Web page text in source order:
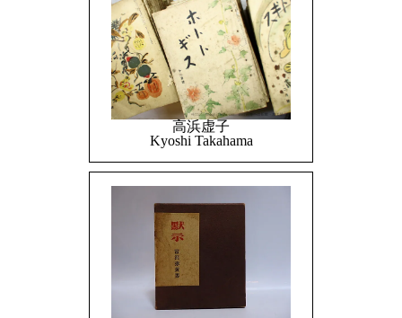
高浜虚子
Kyoshi Takahama